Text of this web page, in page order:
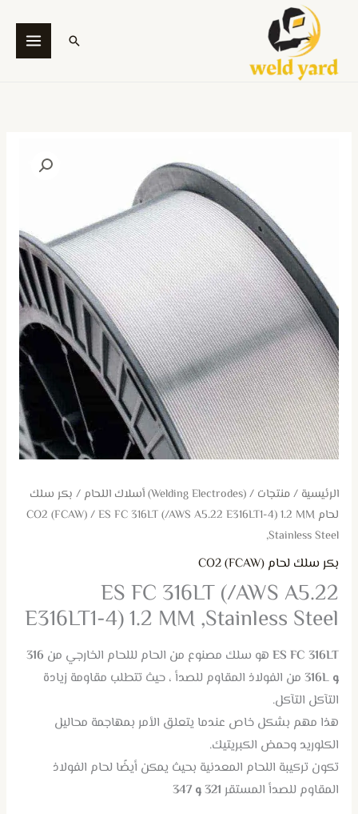
المحتوى
البحث
الرئيسية /منتجات /(Welding Electrodes) أسلاك اللحام / بكر سلك
لحام CO2 (FCAW) / ES FC 316LT (/AWS A5.22 E316LT1-4) 1.2 MM
,Stainless Steel
بكر سلك لحام CO2 (FCAW)
ES FC 316LT (/AWS A5.22
E316LT1-4) 1.2 MM ,Stainless Steel
ES FC 316LTهو سلك مصنوع من الحام لللحام الخارجي من 316
و 316L
من الفولاذ المقاوم للصدأ ، حيث تتطلب مقاومة زيادة
التآكل التآكل.
هذا مهم بشكل خاص عندما يتعلق الأمر بمهاجمة محاليل
الكلوريد وحمض الكبريتيك.
تكون تركيبة اللحام المعدنية بحيث يمكن أيضًا لحام الفولاذ
المقاوم للصدأ المستقر 321 و 347
A5.22
E316LT1-
4)
1.2
MM
,Stainless
Steel